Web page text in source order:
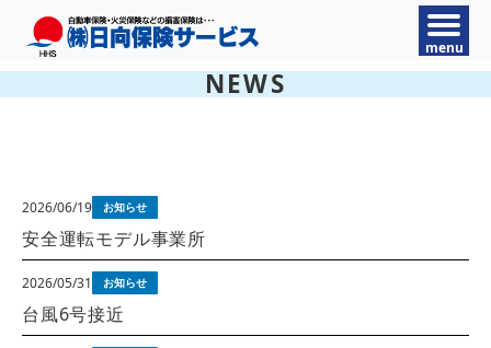
NEWS
2026/06/19 お知らせ
安全運転モデル事業所
2026/05/31 お知らせ
台風6号接近